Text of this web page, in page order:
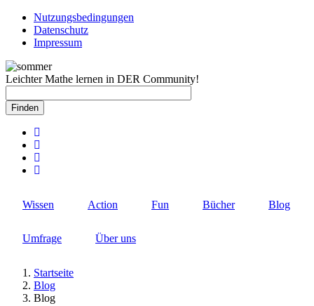
Direkt
zum
Inhalt
Rechtlicher
Schnellzugriff
Nutzungsbedingungen
Datenschutz
Impressum
Leichter Mathe lernen in DER Community!
Wissen Action Fun Bücher Blog
Umfrage Über uns
Pfadnavigation
Startseite
Blog
Blog